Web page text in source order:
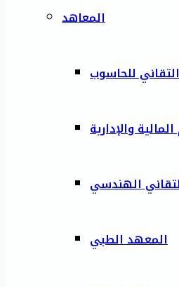
المعاهد
للحاسوب
والإدارية
الهندسي
المعهد الطبي